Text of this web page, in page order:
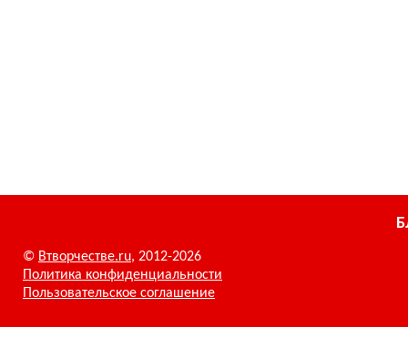
© Втворчестве.ru, 2012-2026
Политика конфиденциальности
Пользовательское соглашение